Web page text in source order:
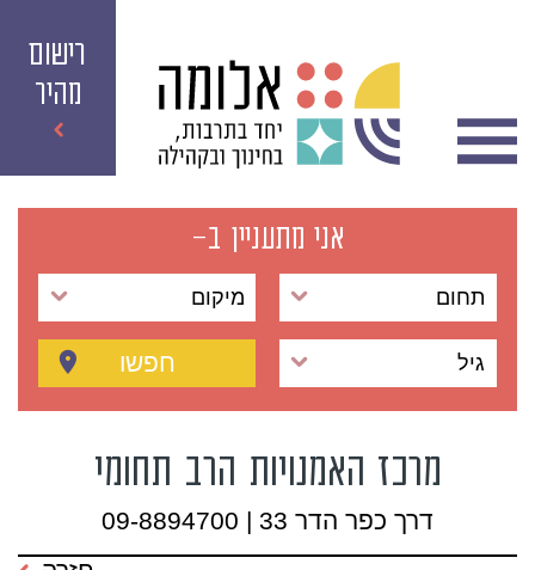
רישום
מהיר
אני מתעניין ב-
תחום מיקום
גיל חפשו
מרכז האמנויות הרב תחומי
דרך כפר הדר 33 | 09-8894700